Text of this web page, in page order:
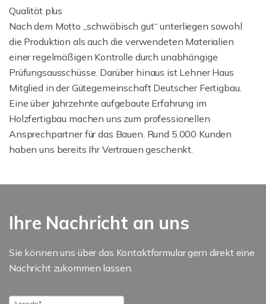
Qualität plus
Nach dem Motto „schwäbisch gut“ unterliegen sowohl
die Produktion als auch die verwendeten Materialien
einer regelmäßigen Kontrolle durch unabhängige
Prüfungsausschüsse. Darüber hinaus ist Lehner Haus
Mitglied in der Gütegemeinschaft Deutscher Fertigbau.
Eine über Jahrzehnte aufgebaute Erfahrung im
Holzfertigbau machen uns zum professionellen
Ansprechpartner für das Bauen. Rund 5.000 Kunden
haben uns bereits Ihr Vertrauen geschenkt.
Ihre Nachricht an uns
Sie können uns über das Kontaktformular gern direkt eine
Nachricht zukommen lassen.